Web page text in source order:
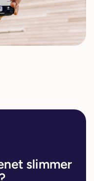
slimmer